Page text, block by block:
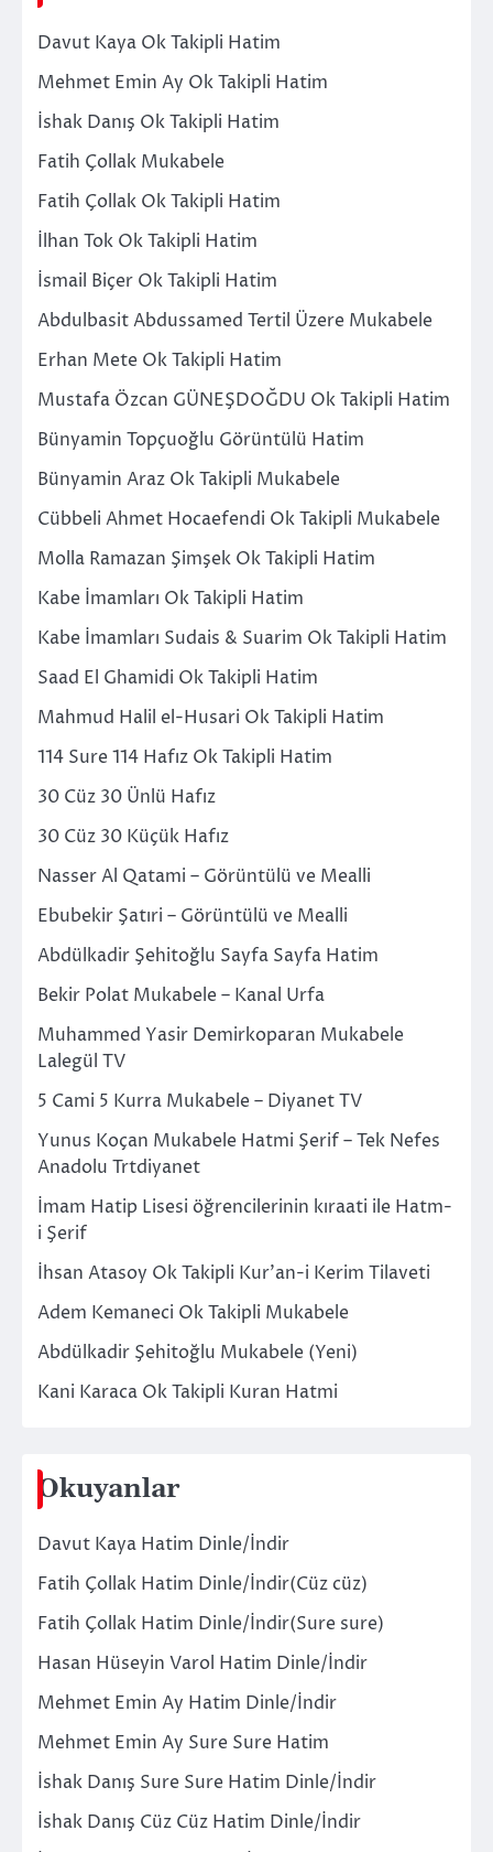
Davut Kaya Ok Takipli Hatim
Mehmet Emin Ay Ok Takipli Hatim
İshak Danış Ok Takipli Hatim
Fatih Çollak Mukabele
Fatih Çollak Ok Takipli Hatim
İlhan Tok Ok Takipli Hatim
İsmail Biçer Ok Takipli Hatim
Abdulbasit Abdussamed Tertil Üzere Mukabele
Erhan Mete Ok Takipli Hatim
Mustafa Özcan GÜNEŞDOĞDU Ok Takipli Hatim
Bünyamin Topçuoğlu Görüntülü Hatim
Bünyamin Araz Ok Takipli Mukabele
Cübbeli Ahmet Hocaefendi Ok Takipli Mukabele
Molla Ramazan Şimşek Ok Takipli Hatim
Kabe İmamları Ok Takipli Hatim
Kabe İmamları Sudais & Suarim Ok Takipli Hatim
Saad El Ghamidi Ok Takipli Hatim
Mahmud Halil el-Husari Ok Takipli Hatim
114 Sure 114 Hafız Ok Takipli Hatim
30 Cüz 30 Ünlü Hafız
30 Cüz 30 Küçük Hafız
Nasser Al Qatami – Görüntülü ve Mealli
Ebubekir Şatıri – Görüntülü ve Mealli
Abdülkadir Şehitoğlu Sayfa Sayfa Hatim
Bekir Polat Mukabele – Kanal Urfa
Muhammed Yasir Demirkoparan Mukabele
Lalegül TV
5 Cami 5 Kurra Mukabele – Diyanet TV
Yunus Koçan Mukabele Hatmi Şerif – Tek Nefes
Anadolu Trtdiyanet
İmam Hatip Lisesi öğrencilerinin kıraati ile Hatm-
i Şerif
İhsan Atasoy Ok Takipli Kur’an-i Kerim Tilaveti
Adem Kemaneci Ok Takipli Mukabele
Abdülkadir Şehitoğlu Mukabele (Yeni)
Kani Karaca Ok Takipli Kuran Hatmi
Okuyanlar
Davut Kaya Hatim Dinle/İndir
Fatih Çollak Hatim Dinle/İndir(Cüz cüz)
Fatih Çollak Hatim Dinle/İndir(Sure sure)
Hasan Hüseyin Varol Hatim Dinle/İndir
Mehmet Emin Ay Hatim Dinle/İndir
Mehmet Emin Ay Sure Sure Hatim
İshak Danış Sure Sure Hatim Dinle/İndir
İshak Danış Cüz Cüz Hatim Dinle/İndir